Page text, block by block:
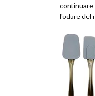
continuare
l'odore del
in tavola